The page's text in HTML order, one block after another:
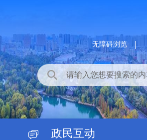
无障碍浏览
政民互动